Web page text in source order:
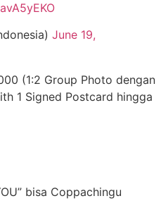
June 19,
(1:2 Group Photo dengan
1 Signed Postcard hingga
bisa Coppachingu